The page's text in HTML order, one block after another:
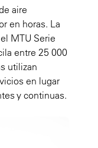
aire
en horas. La
MTU Serie
entre 25 000
utilizan
en lugar
y continuas.